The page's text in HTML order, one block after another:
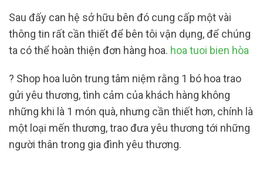
Sau đấy can hệ sở hữu bên đó cung cấp một vài
thông tin rất cần thiết để bên tôi vận dụng, để chúng
ta có thể hoàn thiện đơn hàng hoa. hoa tuoi bien hòa
? Shop hoa luôn trung tâm niệm rằng 1 bó hoa trao
gửi yêu thương, tình cảm của khách hàng không
những khi là 1 món quà, nhưng cần thiết hơn, chính là
một loại mến thương, trao đưa yêu thương tới những
người thân trong gia đình yêu thương.